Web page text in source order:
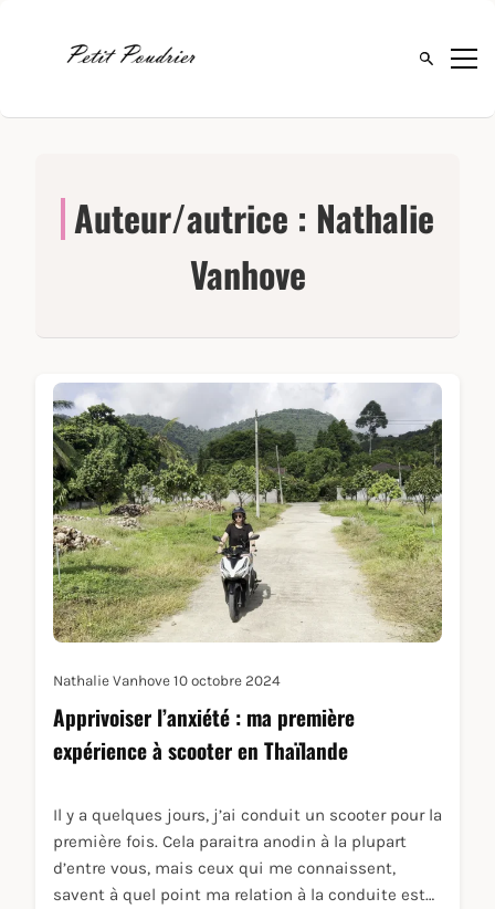
Ouvrir la
Auteur/autrice : Nathalie
Vanhove
Nathalie Vanhove 10 octobre 2024
Apprivoiser l’anxiété : ma première
expérience à scooter en Thaïlande
Il y a quelques jours, j’ai conduit un scooter pour la
première fois. Cela paraitra anodin à la plupart
d’entre vous, mais ceux qui me connaissent,
savent à quel point ma relation à la conduite est